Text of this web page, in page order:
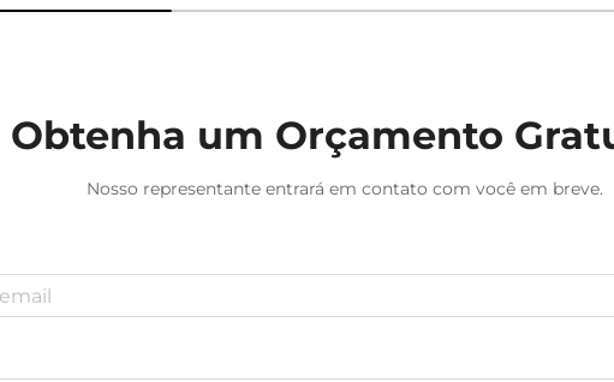
Obtenha um Orçamento
Nosso representante entrará em contato com você em breve.